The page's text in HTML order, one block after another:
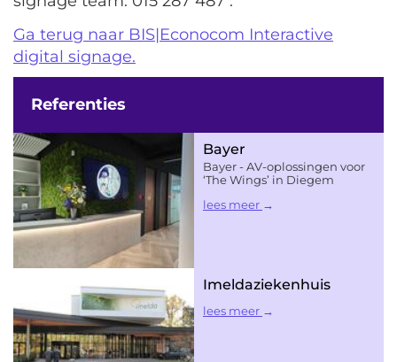
Ga terug naar BIS|Econocom Interactive
digital signage.
Referenties
Bayer
Bayer - AV-oplossingen voor
‘The Wings’ in Diegem
lees meer
Imeldaziekenhuis
lees meer